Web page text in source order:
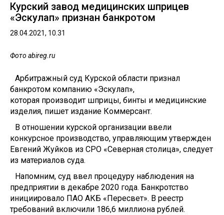
Курский завод медицинских шприцев
«Эскулап» признан банкротом
28.04.2021, 10.31
Фото abireg.ru
Арбитражный суд Курской области признал
банкротом компанию «Эскулап»,
которая производит шприцы, бинты и медицинские
изделия, пишет издание Коммерсант.
В отношении курской организации ввели
конкурсное производство, управляющим утвержден
Евгений Жуйков из СРО «Северная столица», следует
из материалов суда.
Напомним, суд ввел процедуру наблюдения на
предприятии в декабре 2020 года. Банкротство
инициировало ПАО АКБ «Пересвет». В реестр
требований включили 186,6 миллиона рублей.